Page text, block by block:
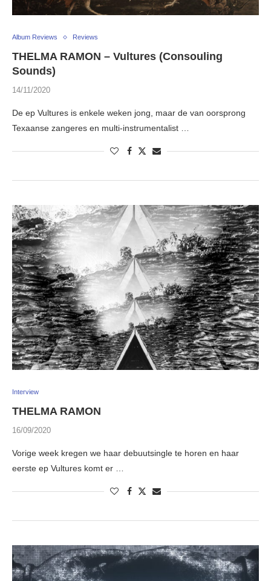
Album Reviews Reviews
THELMA RAMON – Vultures (Consouling
Sounds)
14/11/2020
De ep Vultures is enkele weken jong, maar de van oorsprong
Texaanse zangeres en multi-instrumentalist …
Interview
THELMA RAMON
16/09/2020
Vorige week kregen we haar debuutsingle te horen en haar
eerste ep Vultures komt er …